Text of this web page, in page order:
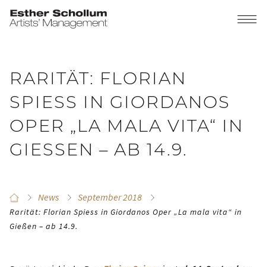
RARITÄT: FLORIAN
SPIESS IN GIORDANOS
OPER „LA MALA VITA“ IN
GIESSEN – AB 14.9.
News September 2018
Rarität: Florian Spiess in Giordanos Oper „La mala vita“ in
Gießen – ab 14.9.